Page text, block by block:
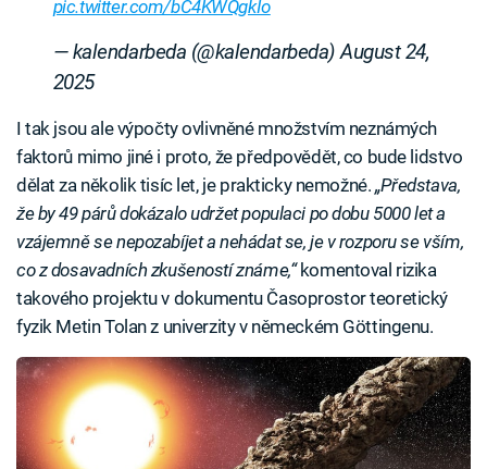
pic.twitter.com/bC4KWQgkIo
— kalendarbeda (@kalendarbeda)August 24,
2025
I tak jsou ale výpočty ovlivněné množstvím neznámých
faktorů mimo jiné i proto, že předpovědět, co bude lidstvo
dělat za několik tisíc let, je prakticky nemožné. „Představa,
že by 49 párů dokázalo udržet populaci po dobu 5000 let a
vzájemně se nepozabíjet a nehádat se, je v rozporu se vším,
co z dosavadních zkušeností známe,“komentoval rizika
takového projektu v dokumentu Časoprostor teoretický
fyzik Metin Tolan z univerzity v německém Göttingenu.